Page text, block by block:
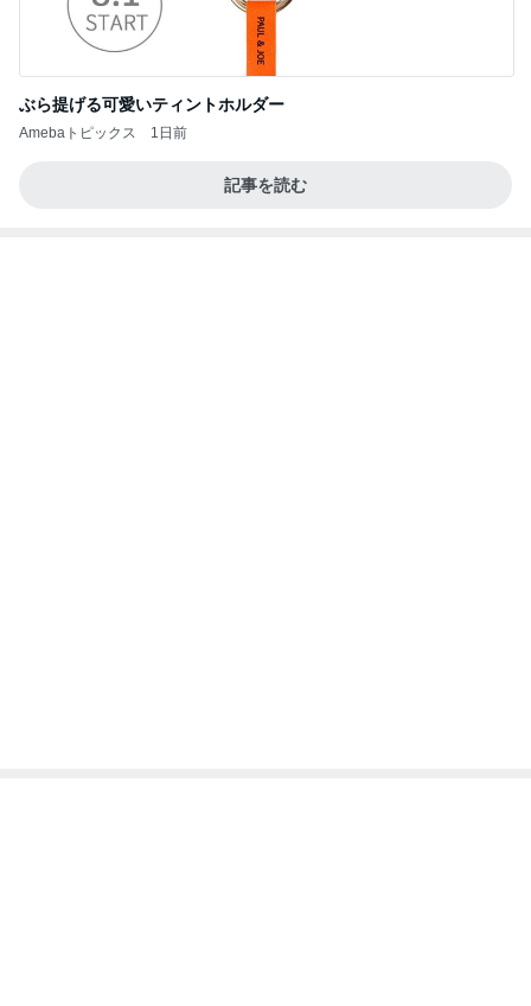
ぶら提げる可愛いティントホルダー
Amebaトピックス 1日前
記事を読む